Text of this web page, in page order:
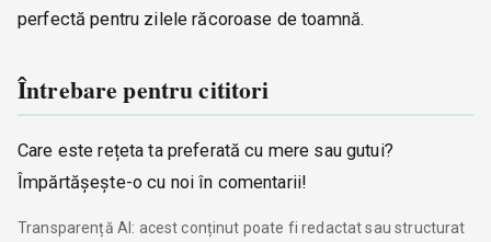
perfectă pentru zilele răcoroase de toamnă.
Întrebare pentru cititori
Care este rețeta ta preferată cu mere sau gutui?
Împărtășește-o cu noi în comentarii!
Transparență AI: acest conținut poate fi redactat sau structurat